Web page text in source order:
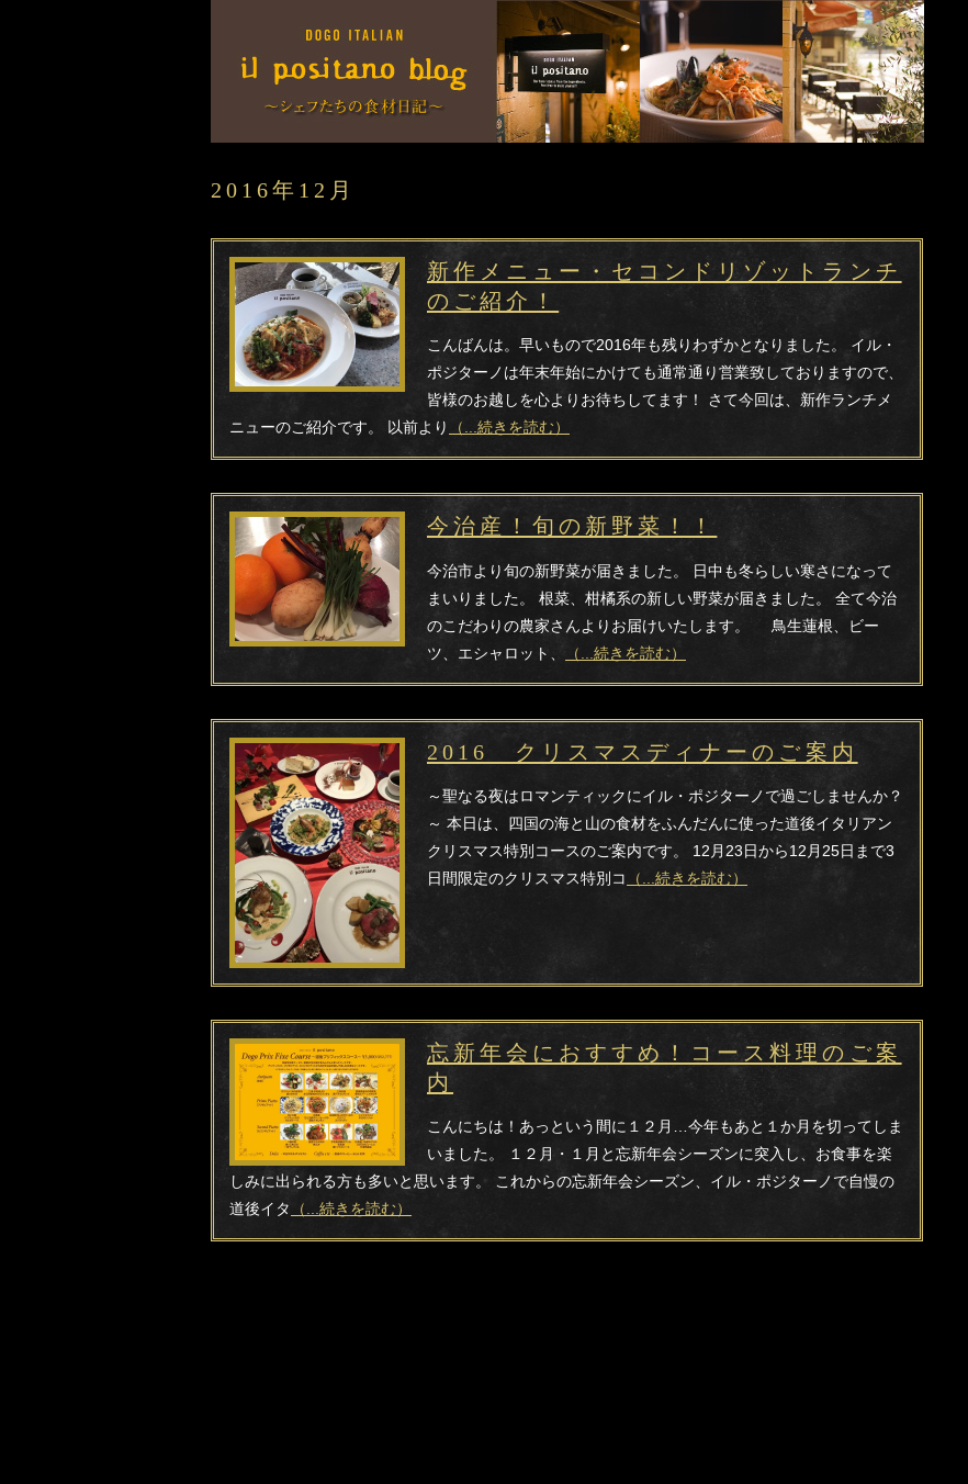
2016年12月
新作メニュー・セコンドリゾットランチ
のご紹介！
こんばんは。早いもので2016年も残りわずかとなりました。 イル・
ポジターノは年末年始にかけても通常通り営業致しておりますので、
皆様のお越しを心よりお待ちしてます！ さて今回は、新作ランチメ
ニューのご紹介です。 以前より
（...続きを読む）
今治産！旬の新野菜！！
今治市より旬の新野菜が届きました。 日中も冬らしい寒さになって
まいりました。 根菜、柑橘系の新しい野菜が届きました。 全て今治
のこだわりの農家さんよりお届けいたします。 鳥生蓮根、ビー
ツ、エシャロット、
（...続きを読む）
2016 クリスマスディナーのご案内
～聖なる夜はロマンティックにイル・ポジターノで過ごしませんか？
～ 本日は、四国の海と山の食材をふんだんに使った道後イタリアン
クリスマス特別コースのご案内です。 12月23日から12月25日まで3
日間限定のクリスマス特別コ
（...続きを読む）
忘新年会におすすめ！コース料理のご案
内
こんにちは！あっという間に１２月…今年もあと１か月を切ってしま
いました。 １２月・１月と忘新年会シーズンに突入し、お食事を楽
しみに出られる方も多いと思います。 これからの忘新年会シーズン、イル・ポジターノで自慢の
道後イタ
（...続きを読む）